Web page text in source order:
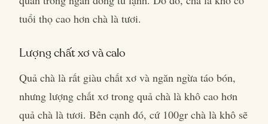
tuổi thọ cao hơn chà là tươi.
Lượng chất xơ và calo
Quả chà là rất giàu chất xơ và ngăn ngừa táo bón,
nhưng lượng chất xơ trong quả chà là khô cao hơn
quả chà là tươi. Bên cạnh đó, cứ 100gr chà là khô sẽ